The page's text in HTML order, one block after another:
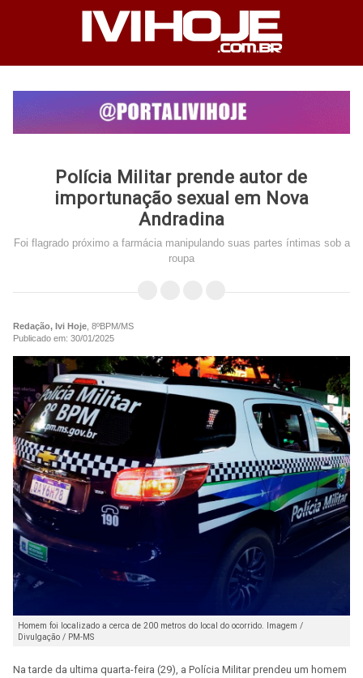
Polícia Militar prende autor de
importunação sexual em Nova
Andradina
Foi flagrado próximo a farmácia manipulando suas partes íntimas sob a
roupa
Redação, Ivi Hoje , 8ºBPM/MS
Publicado em: 30/01/2025
Homem foi localizado a cerca de 200 metros do local do ocorrido. Imagem /
Divulgação / PM-MS
Na tarde da ultima quarta-feira (29), a Polícia Militar prendeu um homem